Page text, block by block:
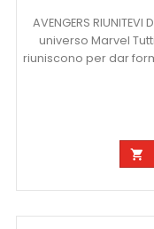
AVENGERS
universo Marvel
riuniscono per dar
